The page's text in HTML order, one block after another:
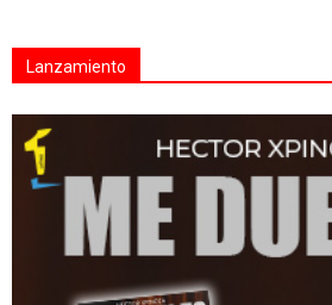
Lanzamiento